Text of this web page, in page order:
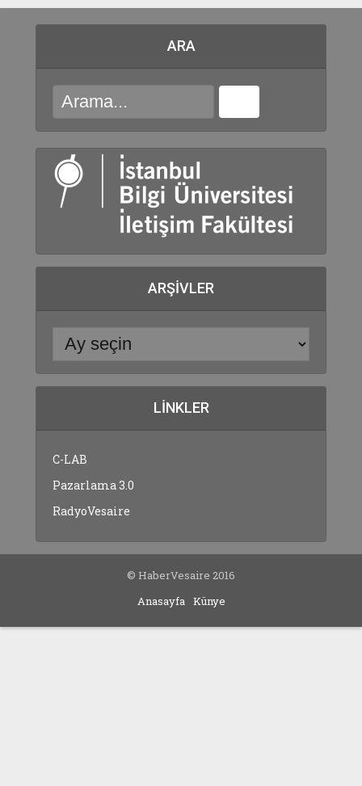
ARA
ARŞIVLER
LINKLER
C-LAB
Pazarlama 3.0
RadyoVesaire
© HaberVesaire 2016
Anasayfa Künye